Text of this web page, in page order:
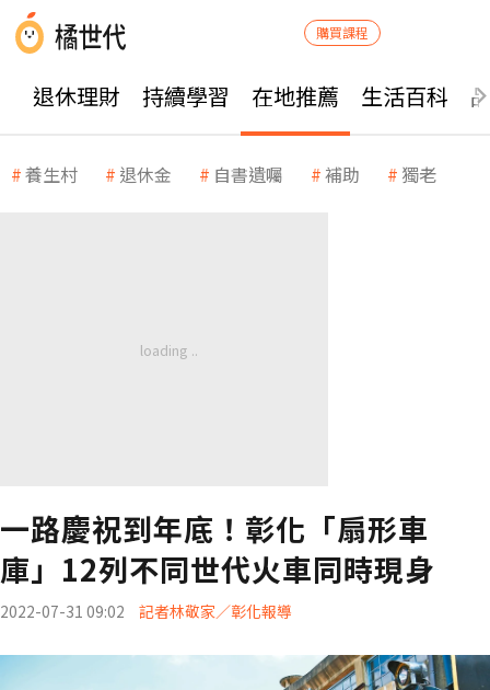
購買課程
退休理財 持續學習 在地推薦 生活百科
養生村 退休金 自書遺囑 補助 獨老
一路慶祝到年底！彰化「扇形車
庫」12列不同世代火車同時現身
2022-07-31 09:02 記者林敬家／彰化報導